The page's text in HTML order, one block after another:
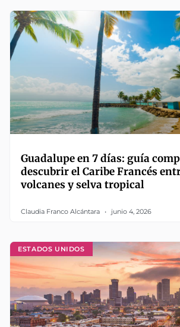
Guadalupe en 7 días: guía
descubrir el Caribe Francés
volcanes y selva tropical
Claudia Franco Alcántara junio 4, 2026
ESTADOS UNIDOS